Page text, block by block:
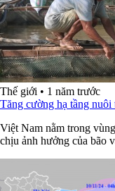
Thế giới • 1 năm trước
Tăng cường hạ tầng
Việt Nam nằm trong
chịu ảnh hưởng của bão